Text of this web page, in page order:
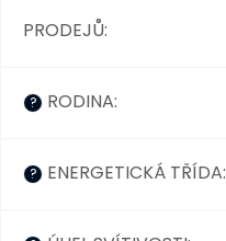
PRODEJŮ:
? RODINA:
? ENERGETICKÁ TŘÍDA: